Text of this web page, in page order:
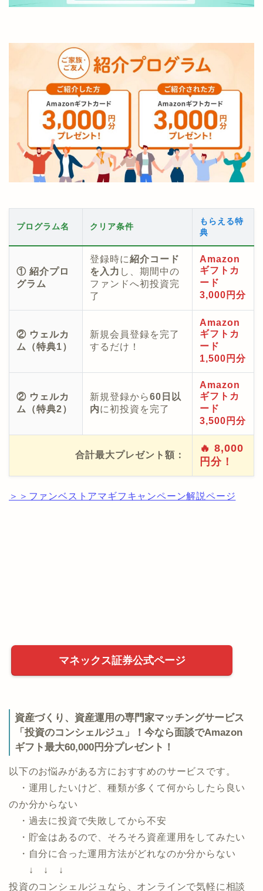
プログラム名 クリア条件
もらえる特
典
① 紹介プロ
グラム
登録時に紹介コード
を入力 し、期間中の
ファンドへ初投資完
了
Amazon
ギフトカ
ード
3,000円分
② ウェルカ
ム（特典1）
新規会員登録を完了
するだけ！
Amazon
ギフトカ
ード
1,500円分
② ウェルカ
ム（特典2）
新規登録から60日以
内に初投資を完了
Amazon
ギフトカ
ード
3,500円分
合計最大プレゼント額：
🔥 8,000
円分！
＞＞ファンベストアマギフキャンペーン解説ページ
マネックス証券公式ページ
資産づくり、資産運用の専門家マッチングサービス
「投資のコンシェルジュ」！今なら面談でAmazon
ギフト最大60,000円分プレゼント！
以下のお悩みがある方におすすめのサービスです。
・運用したいけど、種類が多くて何からしたら良い